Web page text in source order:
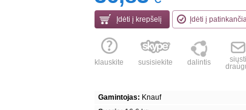
Įdėti į krepšelį Įdėti į
klauskite susisiekite dalintis
siųsti
Gamintojas: Knauf